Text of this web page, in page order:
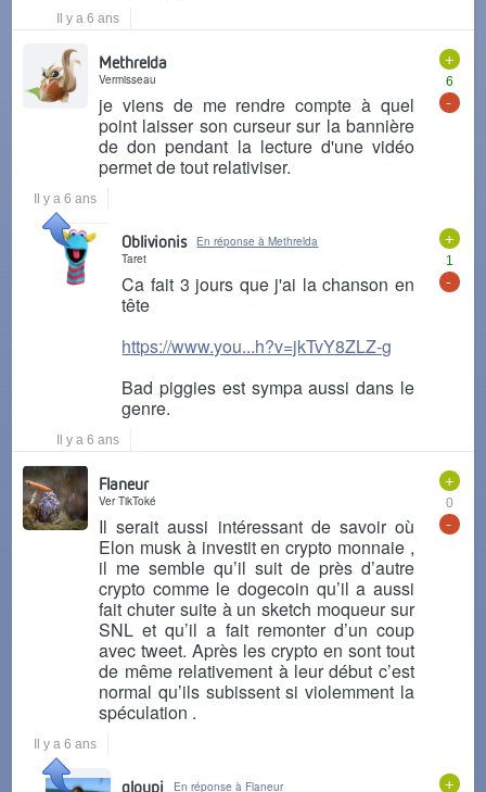
Il y a 6 ans
+
6
-
Methrelda
Vermisseau
je viens de me rendre compte à quel
point laisser son curseur sur la bannière
de don pendant la lecture d'une vidéo
permet de tout relativiser.
Il y a 6 ans
+
1
-
Oblivionis
En réponse à Methrelda
Taret
Ca fait 3 jours que j'ai la chanson en
tête
https://www.you...h?v=jkTvY8ZLZ-g
Bad piggies est sympa aussi dans le
genre.
Il y a 6 ans
+
0
-
Flaneur
Ver TikToké
Il serait aussi intéressant de savoir où
Elon musk à investit en crypto monnaie ,
il me semble qu’il suit de près d’autre
crypto comme le dogecoin qu’il a aussi
fait chuter suite à un sketch moqueur sur
SNL et qu’il a fait remonter d’un coup
avec tweet. Après les crypto en sont tout
de même relativement à leur début c’est
normal qu’ils subissent si violemment la
spéculation .
Il y a 6 ans
+
gloupi En réponse à Flaneur